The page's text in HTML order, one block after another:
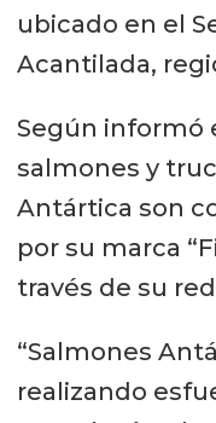
ubicado en el
Acantilada,
Según informó
salmones y
Antártica son
por su marca
través de su
“Salmones
realizando